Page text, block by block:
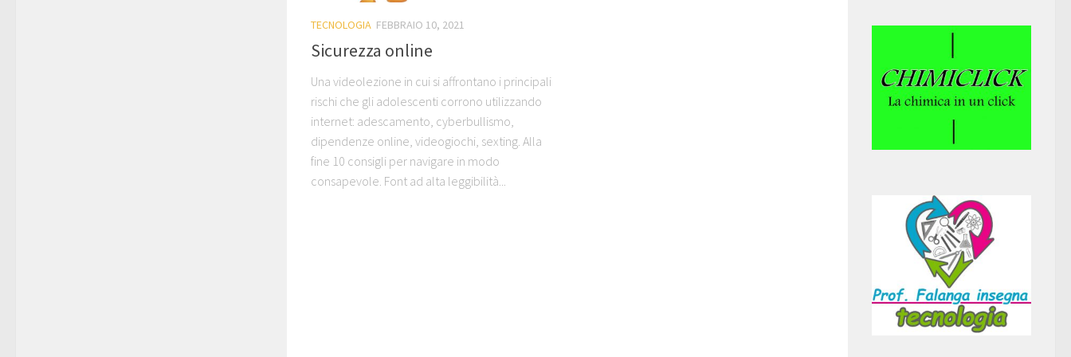
TECNOLOGIA FEBBRAIO 10, 2021
Sicurezza online
Una videolezione in cui si affrontano i principali
rischi che gli adolescenti corrono utilizzando
internet: adescamento, cyberbullismo,
dipendenze online, videogiochi, sexting. Alla
fine 10 consigli per navigare in modo
consapevole. Font ad alta leggibilità...